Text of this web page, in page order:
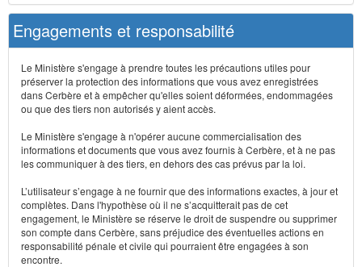
Engagements et responsabilité
Le Ministère s'engage à prendre toutes les précautions utiles pour
préserver la protection des informations que vous avez enregistrées
dans Cerbère et à empêcher qu'elles soient déformées, endommagées
ou que des tiers non autorisés y aient accès.
Le Ministère s'engage à n'opérer aucune commercialisation des
informations et documents que vous avez fournis à Cerbère, et à ne pas
les communiquer à des tiers, en dehors des cas prévus par la loi.
L’utilisateur s’engage à ne fournir que des informations exactes, à jour et
complètes. Dans l'hypothèse où il ne s’acquitterait pas de cet
engagement, le Ministère se réserve le droit de suspendre ou supprimer
son compte dans Cerbère, sans préjudice des éventuelles actions en
responsabilité pénale et civile qui pourraient être engagées à son
encontre.